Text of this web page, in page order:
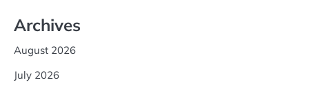
Archives
August 2026
July 2026